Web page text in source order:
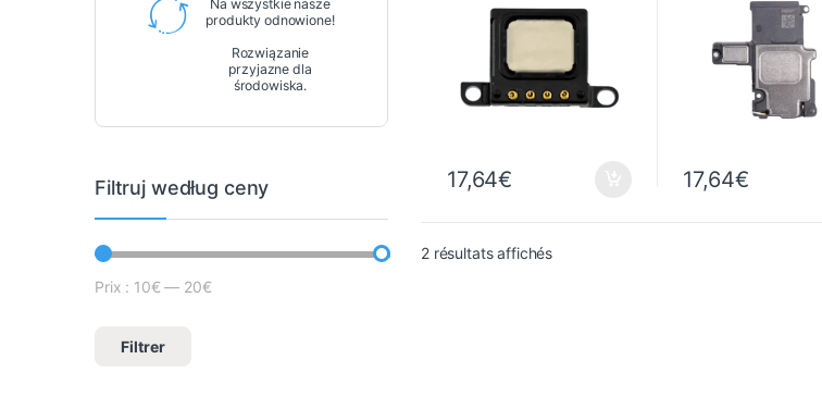
17,64€ 17,64€
2 résultats affichésTrié du plus récent au plus ancien
Na wszystkie nasze
produkty odnowione!
Rozwiązanie
przyjazne dla
środowiska.
Filtruj według ceny
Cena minimalna
Prix max
Filtrer
Prix : 10€ — 20€